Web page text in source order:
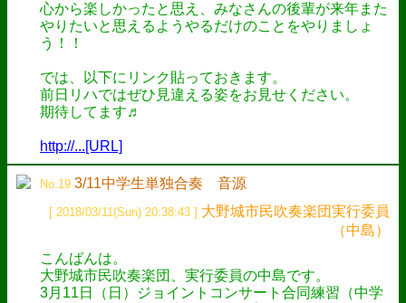
心から楽しかったと思え、みなさんの後輩が来年また
やりたいと思えるようやるだけのことをやりましょ
う！！
では、以下にリンク貼っておきます。
前日リハではぜひ見違える姿をお見せください。
期待してます♬
http://...[URL]
No.19 3/11中学生単独合奏 音源
[ 2018/03/11(Sun) 20:38:43 ] 大野城市民吹奏楽団実行委員
（中島）
こんばんは。
大野城市民吹奏楽団、実行委員の中島です。
3月11日（日）ジョイントコンサート合同練習（中学